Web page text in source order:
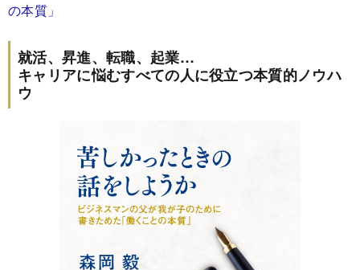
の本質」
就活、昇進、転職、起業…
キャリアに悩むすべての人に役立つ本質的ノウハ
ウ